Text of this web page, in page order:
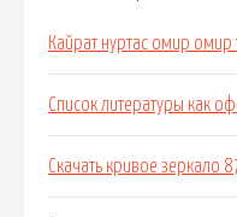
Кайрат нуртас омир омир
Список литературы как
Скачать кривое зеркало